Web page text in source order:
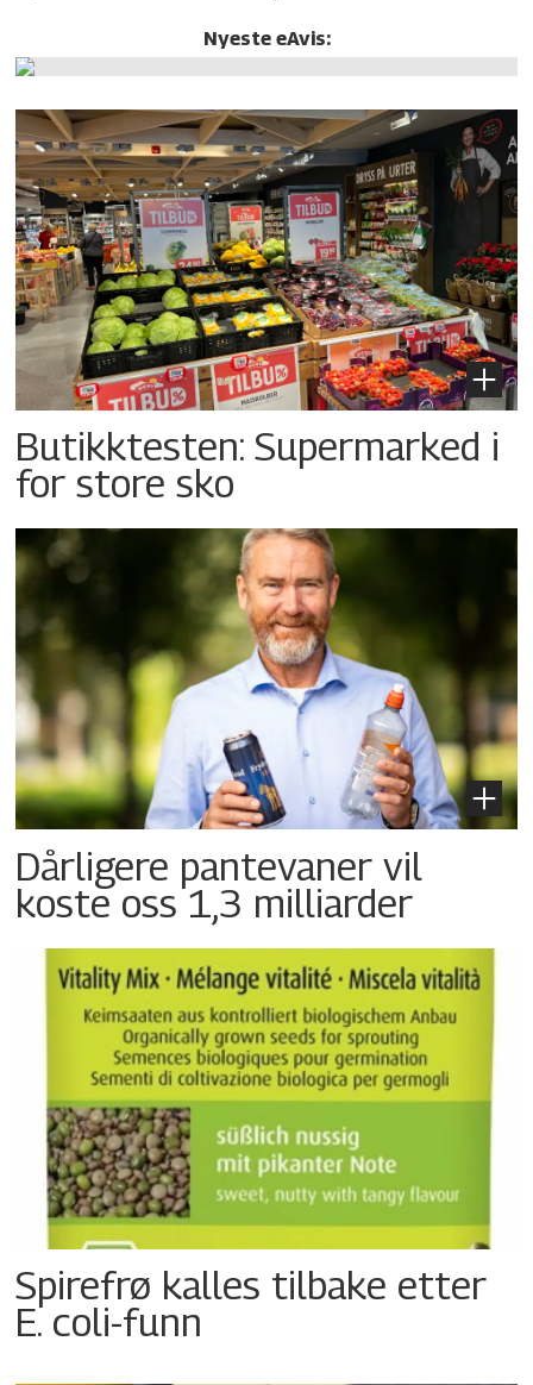
Nyeste eAvis:
Butikktesten: Supermarked i
for store sko
Dårligere pantevaner vil
koste oss 1,3 milliarder
Spirefrø kalles tilbake etter
E. coli-funn